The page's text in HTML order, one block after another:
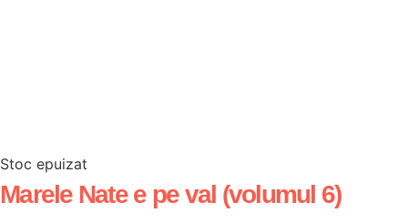
Stoc epuizat
Marele Nate e pe val (volumul 6)